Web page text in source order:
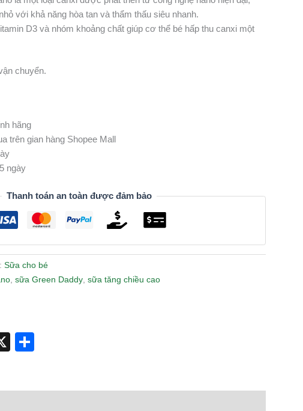
với khả năng hòa tan và thẩm thấu siêu nhanh.
D3 và nhóm khoảng chất giúp cơ thể bé hấp thu canxi một
chuyển.
hãng
trên gian hàng Shopee Mall
ngày
Thanh toán an toàn được đảm bảo
Sữa cho bé
, sữa Green Daddy, sữa tăng chiều cao
X